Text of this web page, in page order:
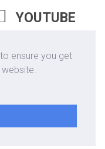
ensure you get
YOUTUBE
|